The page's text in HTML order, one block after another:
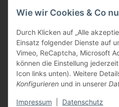
Wie wir Cookies & Co
Durch Klicken auf „Alle
Einsatz folgender Dienste auf
Vimeo, ReCaptcha, Microsoft
können die Einstellung
Icon links unten). Weitere
Konfigurieren und in unserer
Impressum Datenschutz
Vertriebspartner